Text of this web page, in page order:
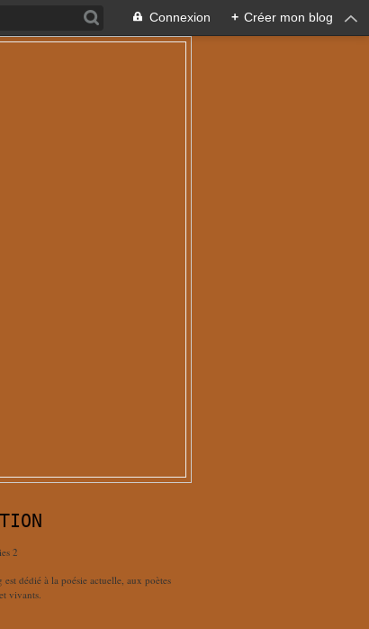
Connexion + Créer mon blog
2
est dédié à la poésie actuelle, aux poètes
vivants.